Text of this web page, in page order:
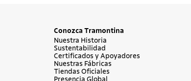
Conozca Tramontina
Nuestra Historia
Sustentabilidad
Certificados y Apoyadores
Nuestras Fábricas
Tiendas Oficiales